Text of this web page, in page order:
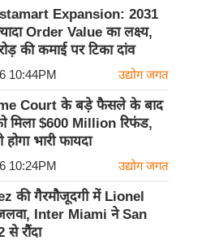
Expansion: 2031
Order Value का लक्ष्य,
की कमाई पर टिका दांव
10:44PM उद्योग जगत
Court के बड़े फैसले के बाद
मिला $600 Million रिफंड,
होगा भारी फायदा
10:24PM उद्योग जगत
की गैरमौजूदगी में Lionel
Inter Miami ने San
रौंदा